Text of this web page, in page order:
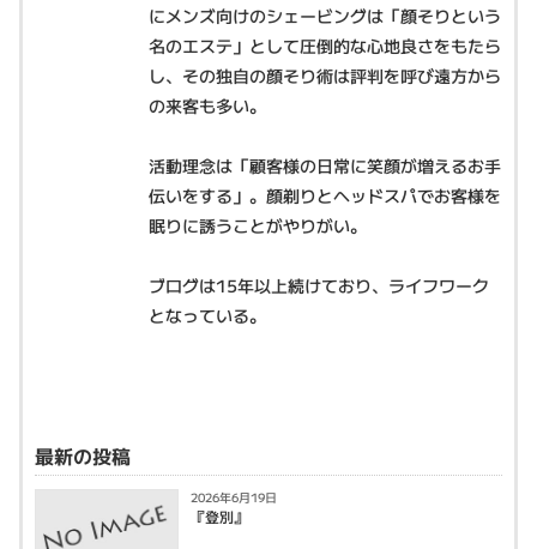
にメンズ向けのシェービングは「顔そりという
名のエステ」として圧倒的な心地良さをもたら
し、その独自の顔そり術は評判を呼び遠方から
の来客も多い。
活動理念は「顧客様の日常に笑顔が増えるお手
伝いをする」。顔剃りとヘッドスパでお客様を
眠りに誘うことがやりがい。
ブログは15年以上続けており、ライフワーク
となっている。
最新の投稿
2026年6月19日
『登別』